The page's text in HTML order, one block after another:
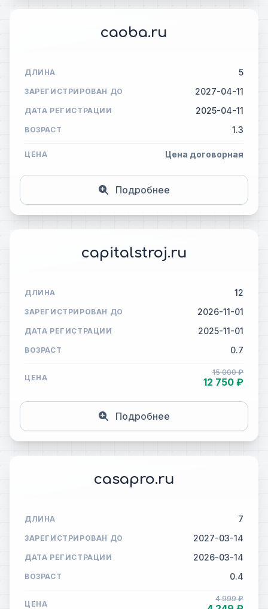
caoba.ru
ДЛИНА 5
ЗАРЕГИСТРИРОВАН ДО 2027-04-11
ДАТА РЕГИСТРАЦИИ 2025-04-11
ВОЗРАСТ 1.3
ЦЕНА Цена договорная
Подробнее
capitalstroj.ru
ДЛИНА 12
ЗАРЕГИСТРИРОВАН ДО 2026-11-01
ДАТА РЕГИСТРАЦИИ 2025-11-01
ВОЗРАСТ 0.7
ЦЕНА
15 000 ₽
12 750 ₽
Подробнее
casapro.ru
ДЛИНА 7
ЗАРЕГИСТРИРОВАН ДО 2027-03-14
ДАТА РЕГИСТРАЦИИ 2026-03-14
ВОЗРАСТ 0.4
ЦЕНА
4 999 ₽